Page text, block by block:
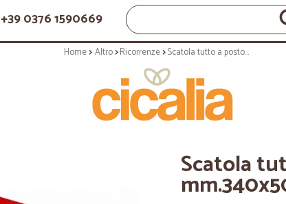
+39 0376 1590669
Home Altro Ricorrenze Scatola tutto a posto pelle rossa mm.340x500x250
Scatola